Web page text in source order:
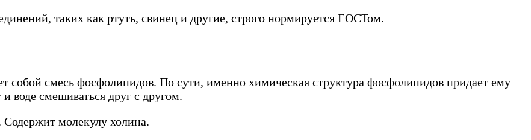
таких как ртуть, свинец и другие, строго нормируется ГОСТом.
собой смесь фосфолипидов. По сути, именно химическая структура фосфолипидов придает ему
и воде смешиваться друг с другом.
молекулу холина.